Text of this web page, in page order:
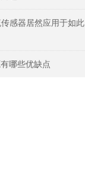
感器居然应用于如此
哪些优缺点